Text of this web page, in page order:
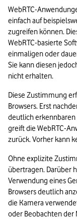
WebRTC-
einfach auf
zugreifen können.
WebRTC-basierte
einmaligen oder
Sie kann diesen
nicht erhalten.
Diese Zustimmung
Browsers. Erst
deutlich
greift die WebRTC-
zurück. Vorher kann
Ohne explizite
übertragen. Darüber
Verwendung eines
Browsers deutlich
die Kamera
oder Beobachten der